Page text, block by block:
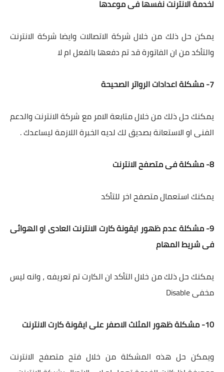
لخدمة الانترنت نفسها فى موعدها
يمكن حل ذلك من خلال شركة الاتصالات وايضا شركة الانترنت
والتأكد من ان الفاتورة قد تم دفعها بالفعل ام لا
7- مشكلة اعدادات الرواتر الصحيحة
يمكنك حل ذلك من خلال متابعة الامر مع شركة الانترنت والدعم
الفنى او الاستعانة بصديق لك لديه الخبرة اللازمة ليساعدك .
8- مشكلة فى متصفح الانترنت
يمكنك استعمال متصفح اخر للتأكد
9- مشكلة عدم ظهور ايقونة كارت الانترنت العادى او الهوائى
فى شريط المهام
يمكنك حل ذلك من خلال التأكد ان الكارت تم تعريفه ، وانه ليس
مخفى Disable
10- مشكلة ظهور المثلث الاصفر على ايقونة كارت الانترنت
ويمكن حل هذه المشكلة من خلال فتح متصفح الانترنت